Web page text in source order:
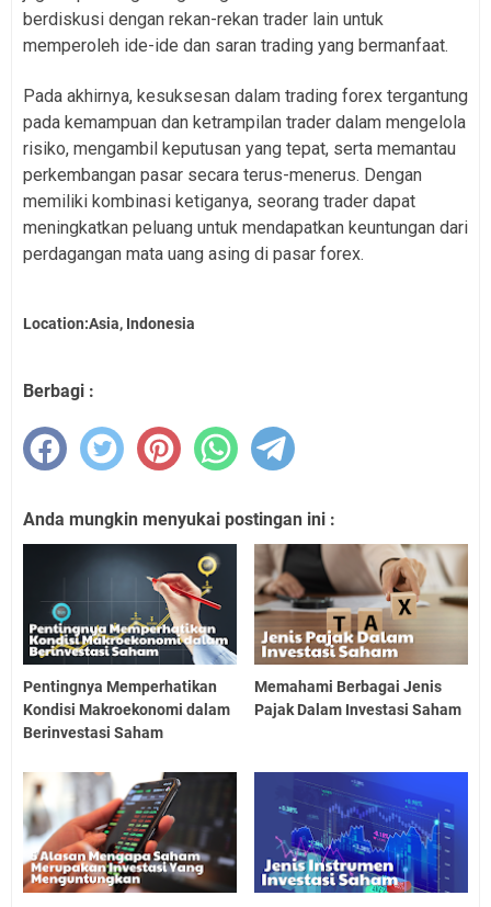
berdiskusi dengan rekan-rekan trader lain untuk
memperoleh ide-ide dan saran trading yang bermanfaat.
Pada akhirnya, kesuksesan dalam trading forex tergantung
pada kemampuan dan ketrampilan trader dalam mengelola
risiko, mengambil keputusan yang tepat, serta memantau
perkembangan pasar secara terus-menerus. Dengan
memiliki kombinasi ketiganya, seorang trader dapat
meningkatkan peluang untuk mendapatkan keuntungan dari
perdagangan mata uang asing di pasar forex.
Location:Asia, Indonesia
Berbagi :
Anda mungkin menyukai postingan ini :
Pentingnya Memperhatikan
Kondisi Makroekonomi dalam
Berinvestasi Saham
Memahami Berbagai Jenis
Pajak Dalam Investasi Saham